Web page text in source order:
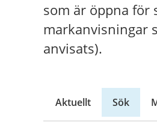
som är öppna för
markanvisningar
anvisats).
Aktuellt Sök